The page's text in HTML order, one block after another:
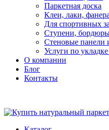
Паркетная доска
Клеи, лаки, фанера
Для спортивных
Ступени,
Стеновые панели
Услуги по укладке
О компании
Блог
Контакты